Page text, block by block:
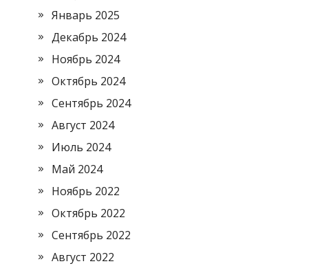
Январь 2025
Декабрь 2024
Ноябрь 2024
Октябрь 2024
Сентябрь 2024
Август 2024
Июль 2024
Май 2024
Ноябрь 2022
Октябрь 2022
Сентябрь 2022
Август 2022